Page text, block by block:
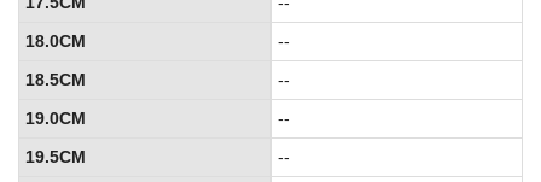
18.0CM
--
18.5CM
--
19.0CM
--
19.5CM
--